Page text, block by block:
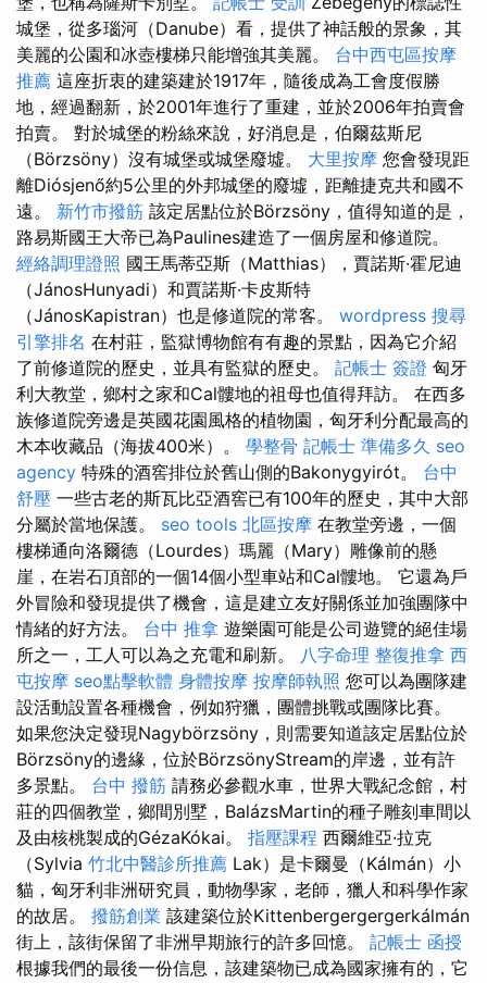
城堡，從多瑙河（Danube）看，提供了神話般的景象，其
美麗的公園和冰壺樓梯只能增強其美麗。 台中西屯區按摩
推薦 這座折衷的建築建於1917年，隨後成為工會度假勝
地，經過翻新，於2001年進行了重建，並於2006年拍賣會
拍賣。 對於城堡的粉絲來說，好消息是，伯爾茲斯尼
（Börzsöny）沒有城堡或城堡廢墟。 大里按摩 您會發現距
離Diósjenő約5公里的外邦城堡的廢墟，距離捷克共和國不
遠。 新竹市撥筋 該定居點位於Börzsöny，值得知道的是，
路易斯國王大帝已為Paulines建造了一個房屋和修道院。
經絡調理證照 國王馬蒂亞斯（Matthias），賈諾斯·霍尼迪
（JánosHunyadi）和賈諾斯·卡皮斯特
（JánosKapistran）也是修道院的常客。 wordpress 搜尋
引擎排名 在村莊，監獄博物館有有趣的景點，因為它介紹
了前修道院的歷史，並具有監獄的歷史。 記帳士 簽證 匈牙
利大教堂，鄉村之家和Cal髏地的祖母也值得拜訪。 在西多
族修道院旁邊是英國花園風格的植物園，匈牙利分配最高的
木本收藏品（海拔400米）。 學整骨 記帳士 準備多久 seo
agency 特殊的酒窖排位於舊山側的Bakonygyirót。 台中
舒壓 一些古老的斯瓦比亞酒窖已有100年的歷史，其中大部
分屬於當地保護。 seo tools 北區按摩 在教堂旁邊，一個
樓梯通向洛爾德（Lourdes）瑪麗（Mary）雕像前的懸
崖，在岩石頂部的一個14個小型車站和Cal髏地。 它還為戶
外冒險和發現提供了機會，這是建立友好關係並加強團隊中
情緒的好方法。 台中 推拿 遊樂園可能是公司遊覽的絕佳場
所之一，工人可以為之充電和刷新。 八字命理 整復推拿 西
屯按摩 seo點擊軟體 身體按摩 按摩師執照 您可以為團隊建
設活動設置各種機會，例如狩獵，團體挑戰或團隊比賽。
如果您決定發現Nagybörzsöny，則需要知道該定居點位於
Börzsöny的邊緣，位於BörzsönyStream的岸邊，並有許
多景點。 台中 撥筋 請務必參觀水車，世界大戰紀念館，村
莊的四個教堂，鄉間別墅，BalázsMartin的種子雕刻車間以
及由核桃製成的GézaKókai。 指壓課程 西爾維亞·拉克
（Sylvia 竹北中醫診所推薦 Lak）是卡爾曼（Kálmán）小
貓，匈牙利非洲研究員，動物學家，老師，獵人和科學作家
的故居。 撥筋創業 該建築位於Kittenbergergergerkálmán
街上，該街保留了非洲早期旅行的許多回憶。 記帳士 函授
根據我們的最後一份信息，該建築物已成為國家擁有的，它